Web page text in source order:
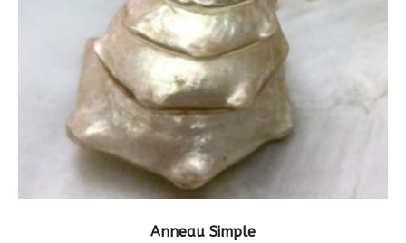
CHOIX DES OPTIONS
Anneau Simple